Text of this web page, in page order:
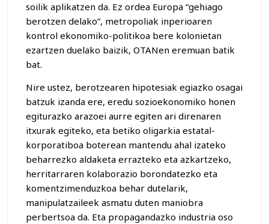
soilik aplikatzen da. Ez ordea Europa “gehiago
berotzen delako”, metropoliak inperioaren
kontrol ekonomiko-politikoa bere kolonietan
ezartzen duelako baizik, OTANen eremuan batik
bat.
Nire ustez, berotzearen hipotesiak egiazko osagai
batzuk izanda ere, eredu sozioekonomiko honen
egiturazko arazoei aurre egiten ari direnaren
itxurak egiteko, eta betiko oligarkia estatal-
korporatiboa boterean mantendu ahal izateko
beharrezko aldaketa errazteko eta azkartzeko,
herritarraren kolaborazio borondatezko eta
komentzimenduzkoa behar dutelarik,
manipulatzaileek asmatu duten maniobra
perbertsoa da. Eta propagandazko industria oso